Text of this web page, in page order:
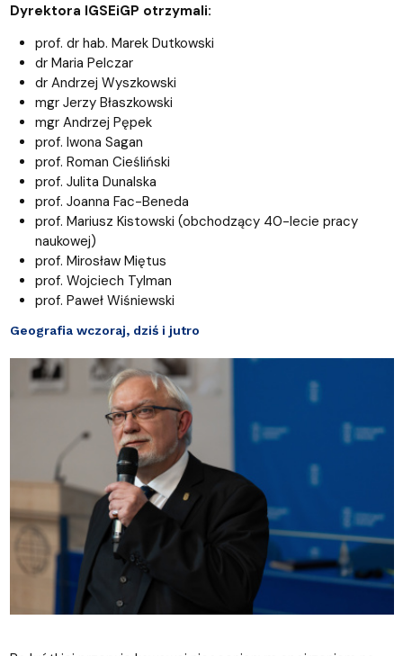
Dyrektora IGSEiGP otrzymali:
prof. dr hab. Marek Dutkowski
dr Maria Pelczar
dr Andrzej Wyszkowski
mgr Jerzy Błaszkowski
mgr Andrzej Pępek
prof. Iwona Sagan
prof. Roman Cieśliński
prof. Julita Dunalska
prof. Joanna Fac-Beneda
prof. Mariusz Kistowski (obchodzący 40-lecie pracy
naukowej)
prof. Mirosław Miętus
prof. Wojciech Tylman
prof. Paweł Wiśniewski
Geografia wczoraj, dziś i jutro